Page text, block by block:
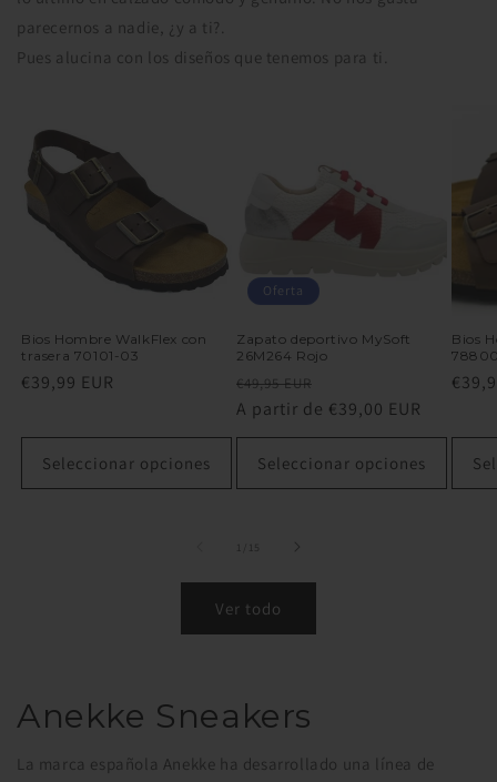
parecernos a nadie, ¿y a ti?.
Pues alucina con los diseños que tenemos para ti.
Bios Hombre WalkFlex con
trasera 70101-03
Precio
€39,99 EUR
Seleccionar opciones
Oferta
Zapato deportivo MySoft
26M264 Rojo
Precio
habitual
€49,95 EUR
de
oferta
A partir de €39,00 EUR
Seleccionar opciones
Bios
Ver todo
Anekke Sneakers
La marca española Anekke ha desarrollado una línea de